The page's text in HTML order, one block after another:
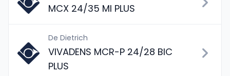
MCX 24/35 MI PLUS
De Dietrich
VIVADENS MCR-P 24/28 BIC
PLUS